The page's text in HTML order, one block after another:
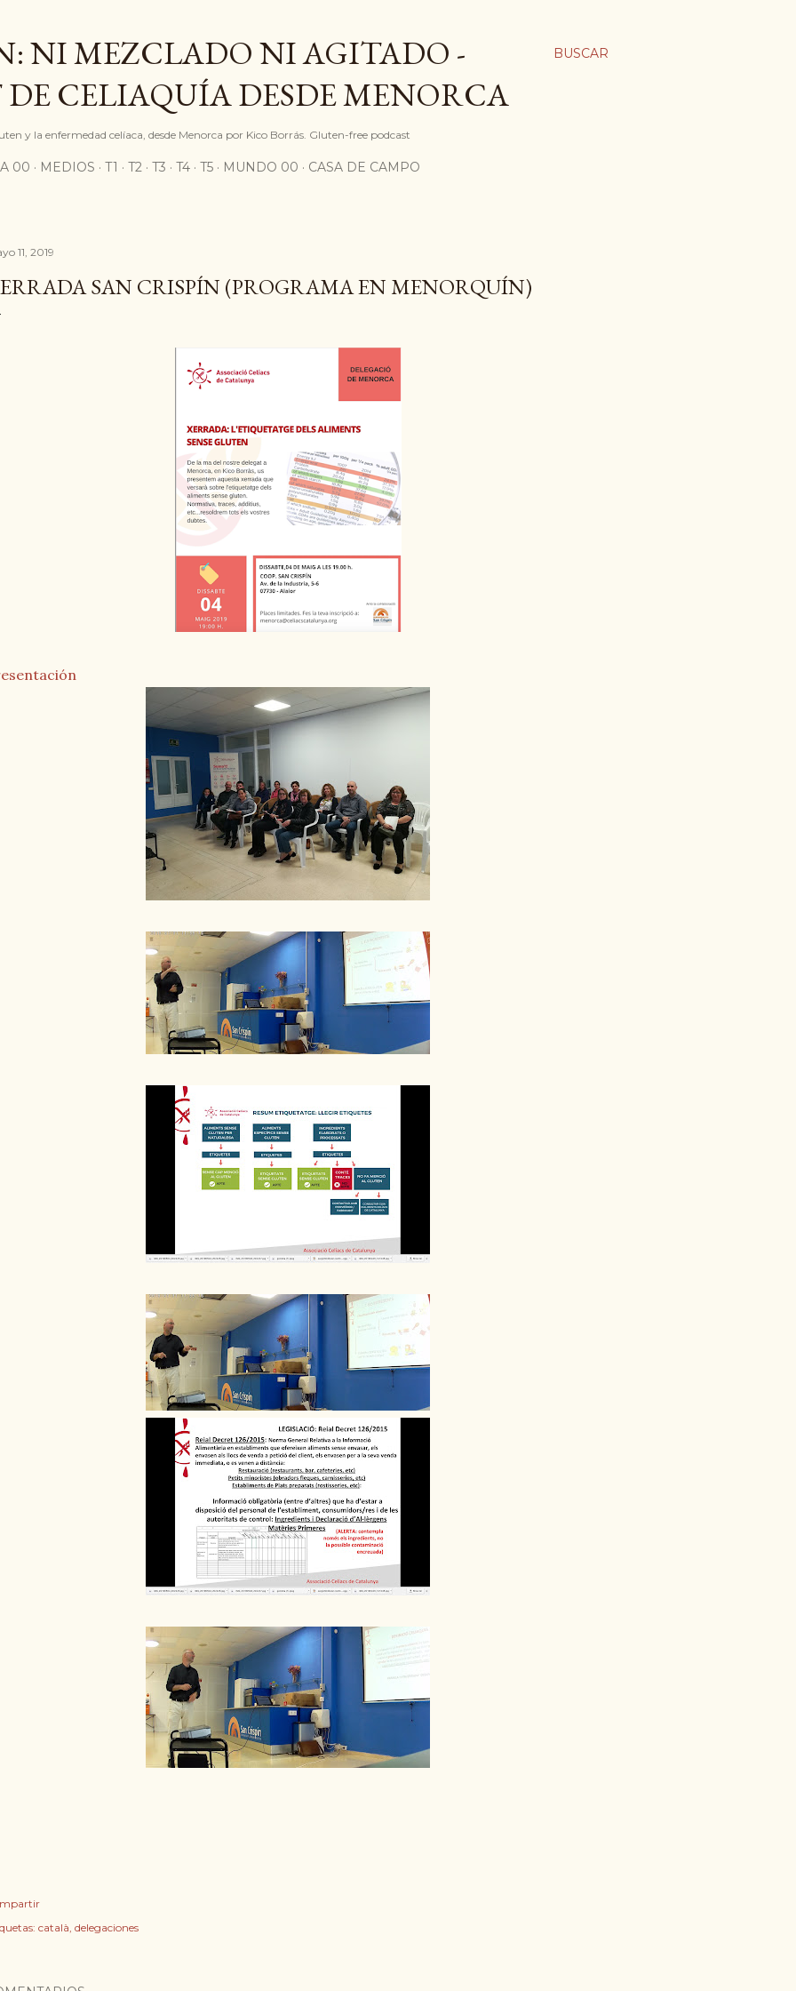
BUSCAR
NI MEZCLADO NI AGITADO -
CELIAQUÍA DESDE MENORCA
y la enfermedad celíaca, desde Menorca por Kico Borrás. Gluten-free podcast
00 MEDIOS T1 T2 T3 T4 T5 MUNDO 00 CASA DE CAMPO
11, 2019
SAN CRISPÍN (PROGRAMA EN MENORQUÍN)
català delegaciones